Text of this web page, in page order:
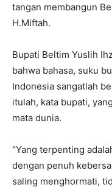
tangan membangun
H.Miftah.
Bupati Beltim Yuslih
bahwa bahasa, suku
Indonesia sangatlah
itulah, kata bupati,
mata dunia.
“Yang terpenting
dengan penuh
saling menghormati,